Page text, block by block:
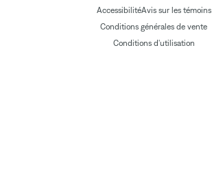
AccessibilitéAvis sur les témoins
Conditions générales de vente
Conditions d'utilisation